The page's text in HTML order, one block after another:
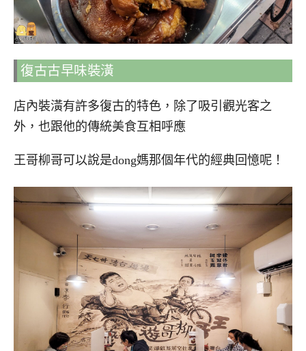
復古古早味裝潢
店內裝潢有許多復古的特色，除了吸引觀光客之
外，也跟他的傳統美食互相呼應
王哥柳哥可以說是dong媽那個年代的經典回憶呢！